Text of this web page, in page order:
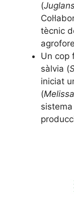
(
tècnic
Un cop
sàlvia (
iniciat
(